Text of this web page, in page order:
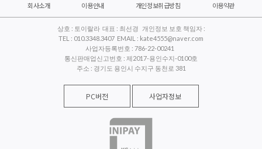
회사소개 이용안내 개인정보취급방침 이용약관
상호 : 토이랄라 대표 : 최선경 개인정보 보호 책임자 :
TEL : 010.3348.3407 EMAIL : kate4555@naver.com
사업자등록번호 : 786-22-00241
통신판매업신고번호 : 제2017-용인수지-0100호
주소 : 경기도 용인시 수지구 동천로 381
PC버전 사업자정보